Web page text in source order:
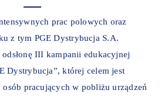
prac polowych oraz
z tym PGE Dystrybucja S.A.
III kampanii edukacyjnej
Dystrybucja”, której celem jest
pracujących w pobliżu urządzeń